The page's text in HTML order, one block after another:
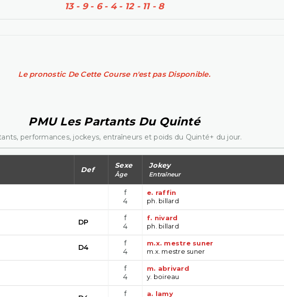
13 - 9 - 6 - 4 - 12 - 11 - 8
Le pronostic De Cette Course n'est pas Disponible.
PMU Les Partants Du Quinté
performances, jockeys, entraîneurs et poids du Quinté+ du jour.
Def Sexe
Âge
Jokey
Entraîneur
f
4
e. raffin
ph. billard
DP
f
4
f. nivard
ph. billard
D4
f
4
m.x. mestre suner
m.x. mestre suner
f
4
m. abrivard
y. boireau
f
a. lamy